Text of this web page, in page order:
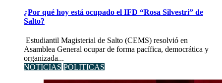
¿Por qué hoy está ocupado el IFD “Rosa Silvestri” de
Salto?
Estudiantil Magisterial de Salto (CEMS) resolvió en
Asamblea General ocupar de forma pacífica, democrática y
organizada...
NOTICIAS POLITICAS